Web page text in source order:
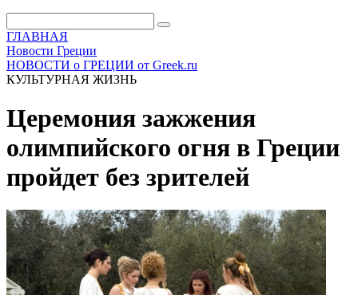
ГЛАВНАЯ
Новости Греции
НОВОСТИ о ГРЕЦИИ от Greek.ru
КУЛЬТУРНАЯ ЖИЗНЬ
Церемония зажжения
олимпийского огня в Греции
пройдет без зрителей